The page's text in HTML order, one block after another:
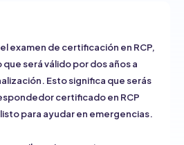
examen de certificación en RCP,
será válido por dos años a
Esto significa que serás
certificado en RCP
para ayudar en emergencias.